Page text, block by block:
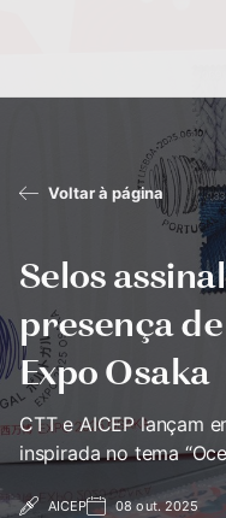
Voltar à página
Selos
presença
Expo Osaka
CTT e AICEP lançam
inspirada no tema
AICEP 08 out. 2025